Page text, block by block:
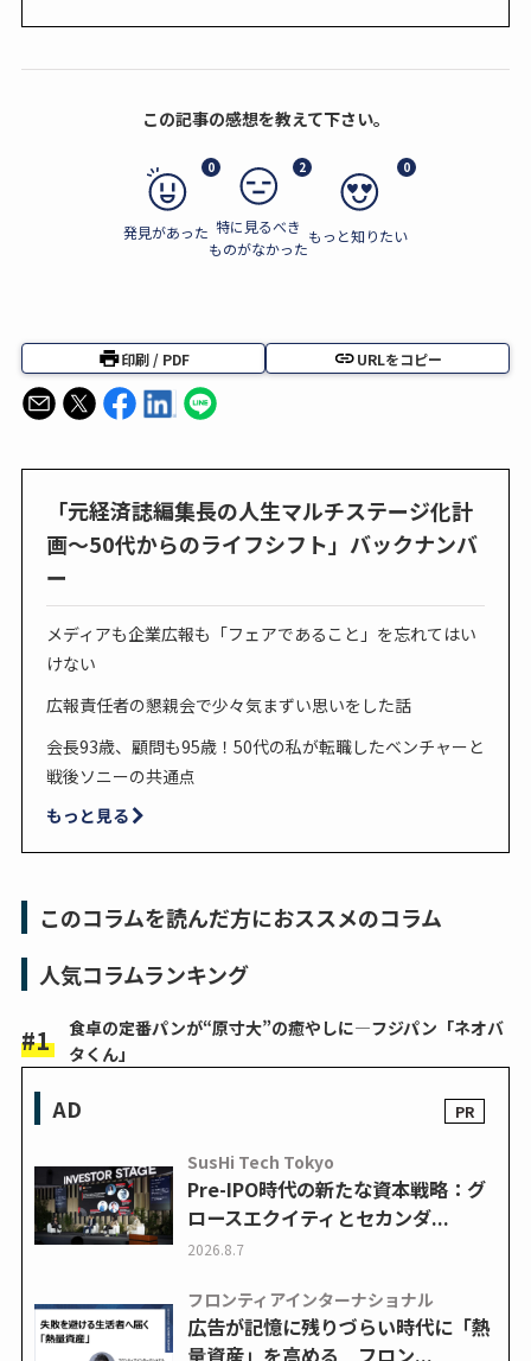
この記事の感想を教えて下さい。
0
発見があった
2
特に見るべき
ものがなかった
0
もっと知りたい
印刷 / PDF URLをコピー
「元経済誌編集長の人生マルチステージ化計
画～50代からのライフシフト」バックナンバ
ー
メディアも企業広報も「フェアであること」を忘れてはい
けない
広報責任者の懇親会で少々気まずい思いをした話
会長93歳、顧問も95歳！50代の私が転職したベンチャーと
戦後ソニーの共通点
もっと見る
このコラムを読んだ方におススメのコラム
人気コラムランキング
食卓の定番パンが“原寸大”の癒やしに―フジパン「ネオバ
タくん」
AD
SusHi Tech Tokyo
Pre-IPO時代の新たな資本戦略：グ
ロースエクイティとセカンダ...
2026.8.7
フロンティアインターナショナル
広告が記憶に残りづらい時代に「熱
量資産」を高める フロン...